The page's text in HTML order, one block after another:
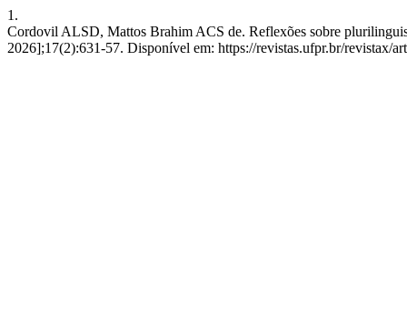
1.
Cordovil ALSD, Mattos Brahim ACS de. Reflexões sobre
2026];17(2):631-57. Disponível em: https://revistas.ufpr.br/revistax/